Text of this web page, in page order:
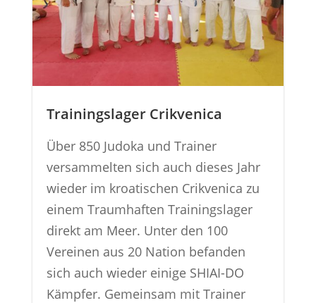
Trainingslager Crikvenica
Über 850 Judoka und Trainer
versammelten sich auch dieses Jahr
wieder im kroatischen Crikvenica zu
einem Traumhaften Trainingslager
direkt am Meer. Unter den 100
Vereinen aus 20 Nation befanden
sich auch wieder einige SHIAI-DO
Kämpfer. Gemeinsam mit Trainer